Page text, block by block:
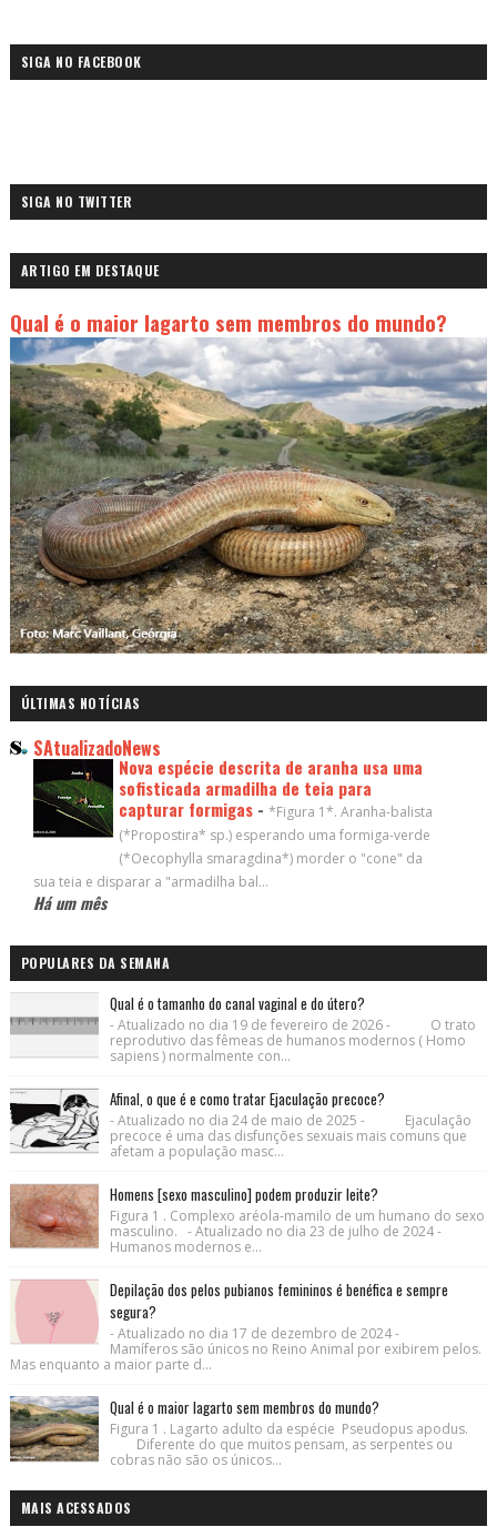
SIGA NO FACEBOOK
SIGA NO TWITTER
ARTIGO EM DESTAQUE
Qual é o maior lagarto sem membros do mundo?
ÚLTIMAS NOTÍCIAS
SAtualizadoNews
Nova espécie descrita de aranha usa uma
sofisticada armadilha de teia para
capturar formigas - *Figura 1*. Aranha-balista
(*Propostira* sp.) esperando uma formiga-verde
(*Oecophylla smaragdina*) morder o "cone" da
sua teia e disparar a "armadilha bal...
Há um mês
POPULARES DA SEMANA
Qual é o tamanho do canal vaginal e do útero?
- Atualizado no dia 19 de fevereiro de 2026 - O trato
reprodutivo das fêmeas de humanos modernos ( Homo
sapiens ) normalmente con...
Afinal, o que é e como tratar Ejaculação precoce?
- Atualizado no dia 24 de maio de 2025 - Ejaculação
precoce é uma das disfunções sexuais mais comuns que
afetam a população masc...
Homens [sexo masculino] podem produzir leite?
Figura 1 . Complexo aréola-mamilo de um humano do sexo
masculino. - Atualizado no dia 23 de julho de 2024 -
Humanos modernos e...
Depilação dos pelos pubianos femininos é benéfica e sempre
segura?
- Atualizado no dia 17 de dezembro de 2024 -
Mamíferos são únicos no Reino Animal por exibirem pelos.
Mas enquanto a maior parte d...
Qual é o maior lagarto sem membros do mundo?
Figura 1 . Lagarto adulto da espécie Pseudopus apodus.
Diferente do que muitos pensam, as serpentes ou
cobras não são os únicos...
MAIS ACESSADOS